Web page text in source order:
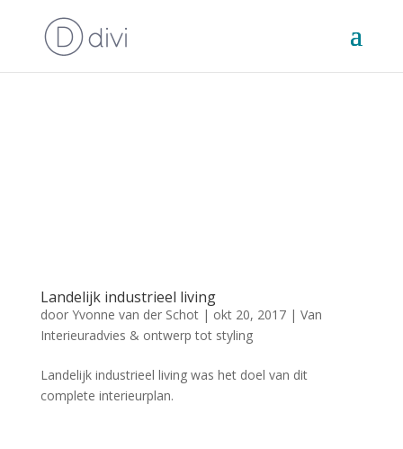
Landelijk industrieel living
door Yvonne van der Schot| okt 20, 2017| Van
Interieuradvies & ontwerp tot styling
Landelijk industrieel living was het doel van dit
complete interieurplan.